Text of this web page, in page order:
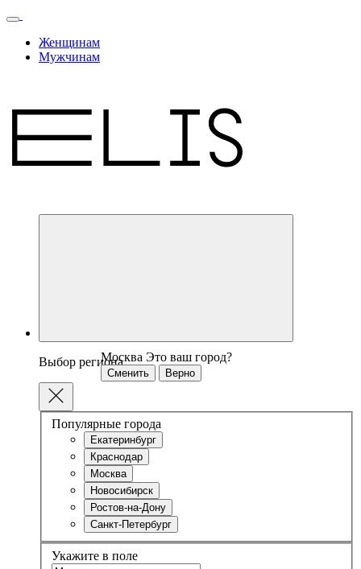
Женщинам
Мужчинам
Выбор региона
Популярные города
Екатеринбург
Краснодар
Москва
Новосибирск
Ростов-на-Дону
Санкт-Петербург
Укажите в поле
Москва Это ваш город?
Сменить Верно